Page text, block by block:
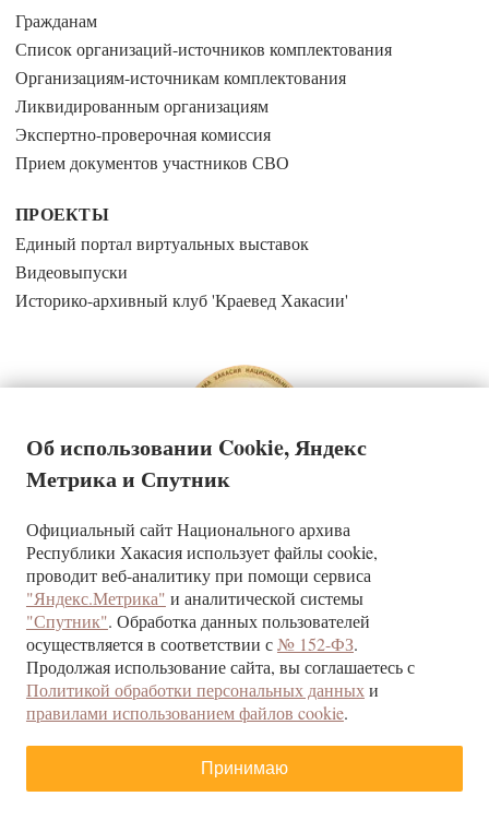
Гражданам
Список организаций-источников комплектования
Организациям-источникам комплектования
Ликвидированным организациям
Экспертно-проверочная комиссия
Прием документов участников СВО
ПРОЕКТЫ
Единый портал виртуальных выставок
Видеовыпуски
Историко-архивный клуб 'Краевед Хакасии'
Государственное казенное учреждение Республики Хакасия
«Национальный архив»
КОНТАКТЫ
г. Абакан, ул. Щетинкина, д.32
Республика Хакасия, 655017
тел/факс (3902) 22-24-09
Об использовании Cookie, Яндекс
Метрика и Спутник
Официальный сайт Национального архива
Республики Хакасия использует файлы cookie,
проводит веб-аналитику при помощи сервиса
"Яндекс.Метрика" и аналитической системы
"Спутник". Обработка данных пользователей
осуществляется в соответствии с№ 152-ФЗ.
Продолжая использование сайта, вы соглашаетесь с
Политикой обработки персональных данныхи
правилами использованием файлов cookie.
Принимаю